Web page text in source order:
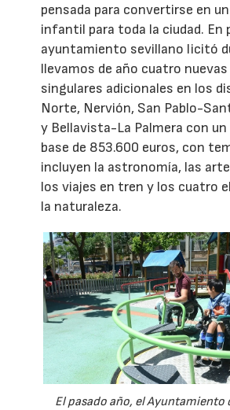
pensada para convertirse en
infantil para toda la ciudad. En
ayuntamiento sevillano licitó
llevamos de año cuatro nuevas
singulares adicionales en los
Norte, Nervión, San Pablo-
y Bellavista-La Palmera con
base de 853.600 euros, con
incluyen la astronomía, las
los viajes en tren y los cuatro
la naturaleza.
El pasado año, el Ayuntamiento